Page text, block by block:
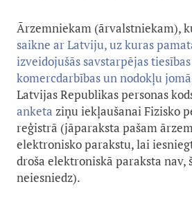
Ārzemniekam (ārvalstniekam),
saikne ar Latviju, uz kuras
izveidojušās savstarpējas
komercdarbības un nodokļu jomā
Latvijas Republikas personas
anketa ziņu iekļaušanai Fizisko
reģistrā (jāparaksta pašam
elektronisko parakstu, lai
droša elektroniskā paraksta nav,
neiesniedz).